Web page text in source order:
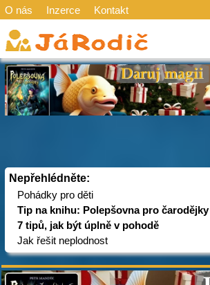
O nás Inzerce Kontakt
Nepřehlédněte:
Pohádky pro děti
Tip na knihu: Polepšovna pro čarodějky
7 tipů, jak být úplně v pohodě
Jak řešit neplodnost